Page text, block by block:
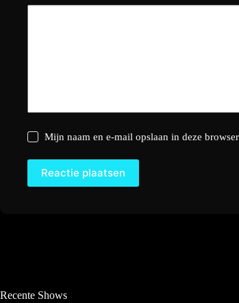
Mijn naam en e-mail opslaan in deze
Reactie plaatsen
Recente Shows